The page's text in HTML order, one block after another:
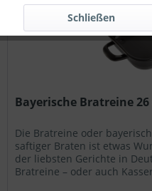
Bayerische Bratreine 26
Die Bratreine oder
saftiger Braten ist etwas
der liebsten Gerichte in
Bratreine – oder auch
Schließen